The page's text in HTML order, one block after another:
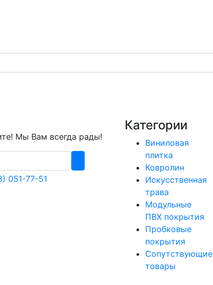
Мы Вам всегда рады!
051-77-51
Категории
Виниловая
плитка
Ковролин
Искусственная
трава
Модульные
ПВХ покрытия
Пробковые
покрытия
Сопутствующие
товары